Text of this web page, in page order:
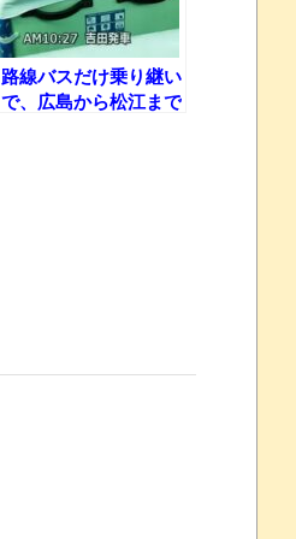
路線バスだけ乗り継い
で、広島から松江まで